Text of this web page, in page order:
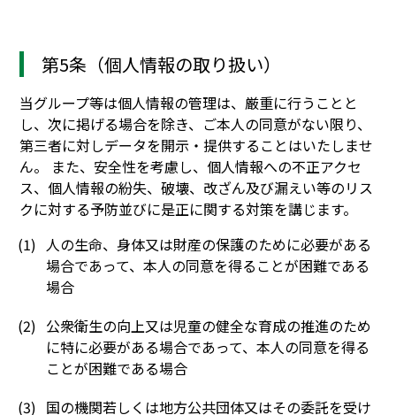
第5条（個人情報の取り扱い）
当グループ等は個人情報の管理は、厳重に行うことと
し、次に掲げる場合を除き、ご本人の同意がない限り、
第三者に対しデータを開示・提供することはいたしませ
ん。 また、安全性を考慮し、個人情報への不正アクセ
ス、個人情報の紛失、破壊、改ざん及び漏えい等のリス
クに対する予防並びに是正に関する対策を講じます。
人の生命、身体又は財産の保護のために必要がある
場合であって、本人の同意を得ることが困難である
場合
公衆衛生の向上又は児童の健全な育成の推進のため
に特に必要がある場合であって、本人の同意を得る
ことが困難である場合
国の機関若しくは地方公共団体又はその委託を受け